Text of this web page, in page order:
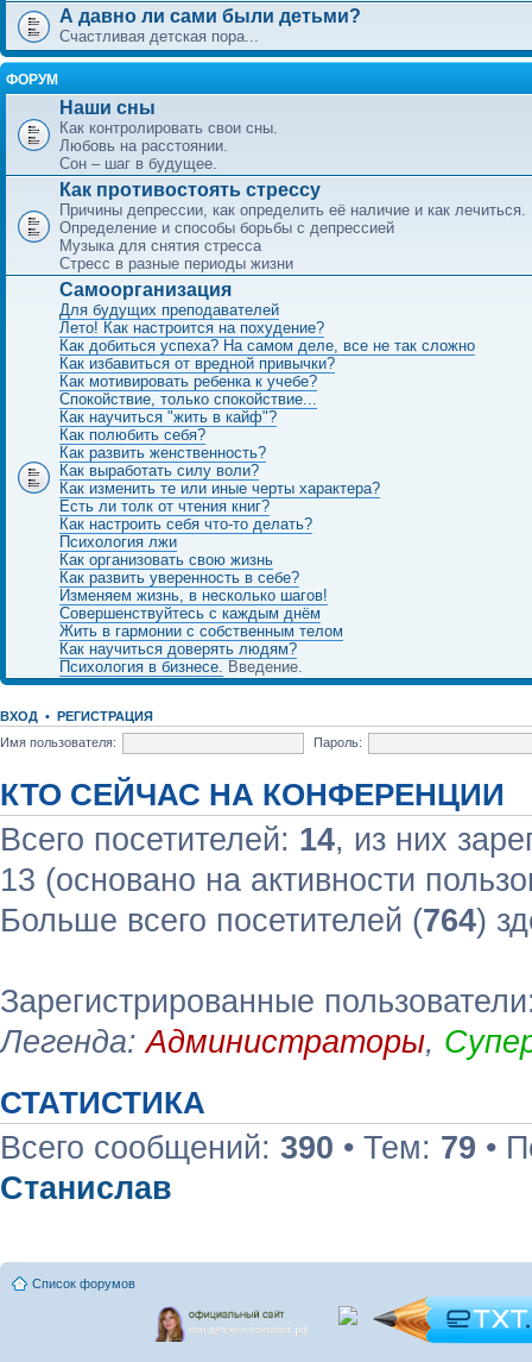
А давно ли сами были детьми?
Счастливая детская пора...
ФОРУМ
Наши сны
Как контролировать свои сны.
Любовь на расстоянии.
Сон – шаг в будущее.
Как противостоять стрессу
Причины депрессии, как определить её наличие и как лечиться.
Определение и способы борьбы с депрессией
Музыка для снятия стресса
Стресс в разные периоды жизни
Самоорганизация
Для будущих преподавателей
Лето! Как настроится на похудение?
Как добиться успеха? На самом деле, все не так сложно
Как избавиться от вредной привычки?
Как мотивировать ребенка к учебе?
Спокойствие, только спокойствие...
Как научиться "жить в кайф"?
Как полюбить себя?
Как развить женственность?
Как выработать силу воли?
Как изменить те или иные черты характера?
Есть ли толк от чтения книг?
Как настроить себя что-то делать?
Психология лжи
Как организовать свою жизнь
Как развить уверенность в себе?
Изменяем жизнь, в несколько шагов!
Совершенствуйтесь с каждым днём
Жить в гармонии с собственным телом
Как научиться доверять людям?
Психология в бизнесе. Введение.
ВХОД • РЕГИСТРАЦИЯ
Имя пользователя:
Пароль:
КТО СЕЙЧАС НА КОНФЕРЕНЦИИ
Всего посетителей: 14, из них
13 (основано на активности
Больше всего посетителей (764)
Зарегистрированные
Легенда:Администраторы,
СТАТИСТИКА
Всего сообщений: 390 • Тем: 79 •
Станислав
Список форумов